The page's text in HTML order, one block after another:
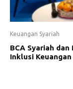
Keuangan Syariah
BCA Syariah
Inklusi